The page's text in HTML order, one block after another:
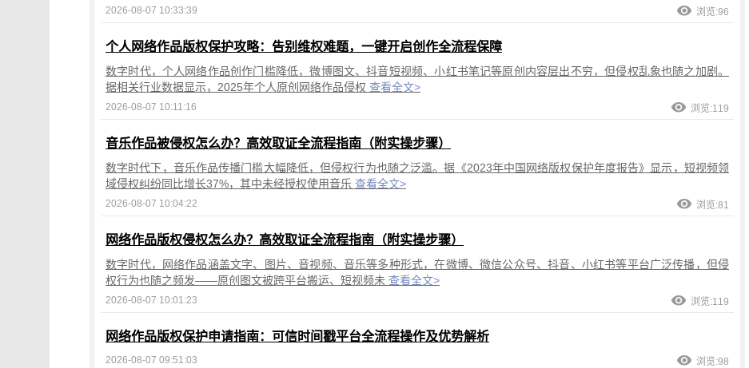
2026-08-07 10:33:39 浏览:96
个人网络作品版权保护攻略：告别维权难题，一键开启创作全流程保障
数字时代，个人网络作品创作门槛降低，微博图文、抖音短视频、小红书笔记等原创内容层出不穷，但侵权乱象也随之加剧。
据相关行业数据显示，2025年个人原创网络作品侵权 查看全文>
2026-08-07 10:11:16 浏览:119
音乐作品被侵权怎么办？高效取证全流程指南（附实操步骤）
数字时代下，音乐作品传播门槛大幅降低，但侵权行为也随之泛滥。据《2023年中国网络版权保护年度报告》显示，短视频领
域侵权纠纷同比增长37%，其中未经授权使用音乐 查看全文>
2026-08-07 10:04:22 浏览:81
网络作品版权侵权怎么办？高效取证全流程指南（附实操步骤）
数字时代，网络作品涵盖文字、图片、音视频、音乐等多种形式，在微博、微信公众号、抖音、小红书等平台广泛传播，但侵
权行为也随之频发——原创图文被跨平台搬运、短视频未 查看全文>
2026-08-07 10:01:23 浏览:119
网络作品版权保护申请指南：可信时间戳平台全流程操作及优势解析
2026-08-07 09:51:03 浏览:98